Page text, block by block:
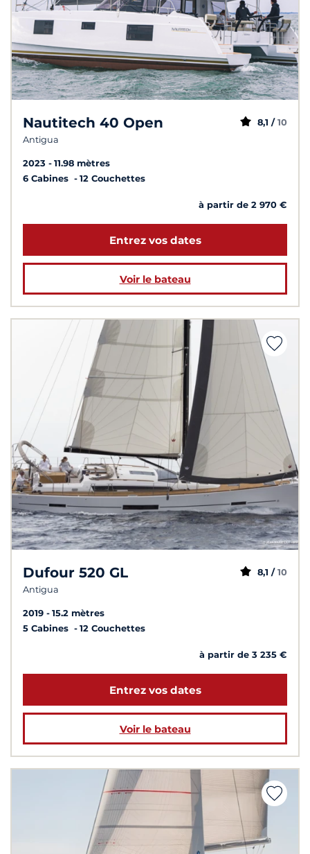
Nautitech 40 Open
Antigua
8,1 / 10
2023
11.98 mètres
6 Cabines
12 Couchettes
à partir de 2 970 €
Entrez vos dates
Voir le bateau
Dufour 520 GL
Antigua
8,1 / 10
2019
15.2 mètres
5 Cabines
12 Couchettes
à partir de 3 235 €
Entrez vos dates
Voir le bateau